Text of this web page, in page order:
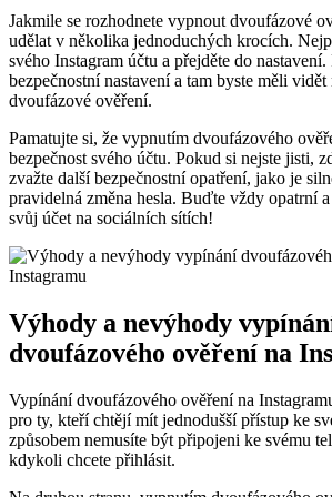
Jakmile se rozhodnete vypnout dvoufázové
udělat v několika jednoduchých krocích.
svého Instagram účtu a přejděte do
bezpečnostní nastavení a tam byste měli
dvoufázové ověření.
Pamatujte si, že vypnutím dvoufázového
bezpečnost svého účtu. Pokud si nejste jisti,
zvažte další bezpečnostní opatření, jako je
pravidelná změna hesla. Buďte vždy opatrní
svůj účet na sociálních sítích!
Výhody a nevýhody
dvoufázového ověření na
Vypínání dvoufázového ověření na
pro ty, kteří chtějí mít jednodušší přístup ke
způsobem nemusíte být připojeni ke svému
kdykoli chcete přihlásit.